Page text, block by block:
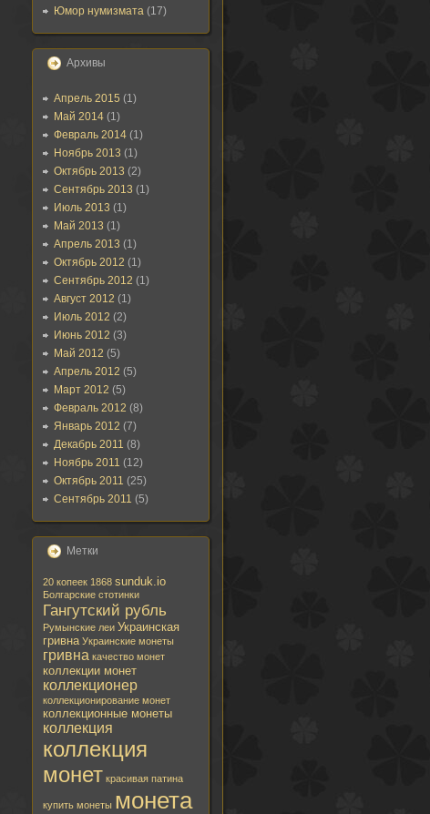
Юмор нумизмата (17)
Архивы
Апрель 2015 (1)
Май 2014 (1)
Февраль 2014 (1)
Ноябрь 2013 (1)
Октябрь 2013 (2)
Сентябрь 2013 (1)
Июль 2013 (1)
Май 2013 (1)
Апрель 2013 (1)
Октябрь 2012 (1)
Сентябрь 2012 (1)
Август 2012 (1)
Июль 2012 (2)
Июнь 2012 (3)
Май 2012 (5)
Апрель 2012 (5)
Март 2012 (5)
Февраль 2012 (8)
Январь 2012 (7)
Декабрь 2011 (8)
Ноябрь 2011 (12)
Октябрь 2011 (25)
Сентябрь 2011 (5)
Метки
20 копеек 1868 sunduk.io
Болгарские стотинки
Гангутский рубль
Румынские леи Украинская
гривна Украинские монеты
гривна качество монет
коллекции монет
коллекционер
коллекционирование монет
коллекционные монеты
коллекция
коллекция
монет красивая патина
купить монеты монета